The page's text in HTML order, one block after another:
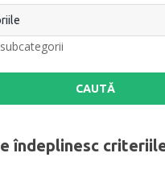
îndeplinesc